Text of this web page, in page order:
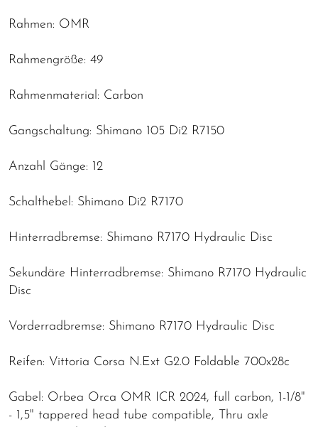
Rahmen: OMR
Rahmengröße: 49
Rahmenmaterial: Carbon
Gangschaltung: Shimano 105 Di2 R7150
Anzahl Gänge: 12
Schalthebel: Shimano Di2 R7170
Hinterradbremse: Shimano R7170 Hydraulic Disc
Sekundäre Hinterradbremse: Shimano R7170 Hydraulic
Disc
Vorderradbremse: Shimano R7170 Hydraulic Disc
Reifen: Vittoria Corsa N.Ext G2.0 Foldable 700x28c
Gabel: Orbea Orca OMR ICR 2024, full carbon, 1-1/8"
- 1,5" tappered head tube compatible, Thru axle